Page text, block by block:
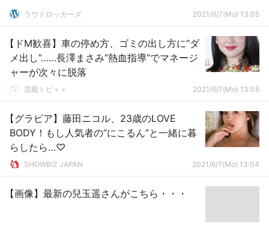
ラウドロッカーズ 2021/6/7(Mo) 13:05
【ドM歓喜】車の停め方、ゴミの出し方に“ダ
メ出し”……長澤まさみ“熱血指導”でマネージ
ャーが次々に脱落
芸能トピ＋＋ 2021/6/7(Mo) 13:05
【グラビア】藤田ニコル、23歳のLOVE
BODY！もし人気者の“にこるん”と一緒に暮
らしたら…♡
SHOWBIZ JAPAN 2021/6/7(Mo) 13:04
【画像】最新の兒玉遥さんがこちら・・・